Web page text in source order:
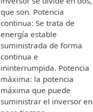
que son. Potencia
continua: Se trata de
energía estable
suministrada de forma
continua e
ininterrumpida. Potencia
máxima: la potencia
máxima que puede
suministrar el inversor en